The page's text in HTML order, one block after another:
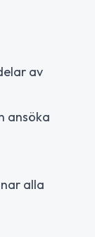
av
ansöka
alla